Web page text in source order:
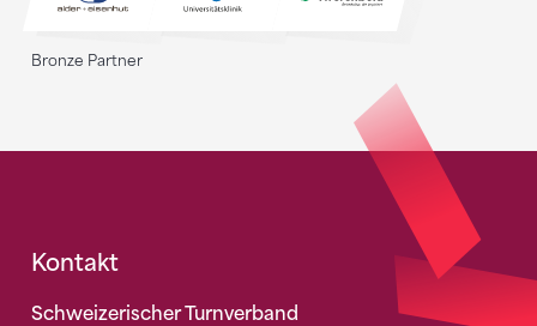
Bronze Partner
Fusszeile
Kontakt
Schweizerischer Turnverband